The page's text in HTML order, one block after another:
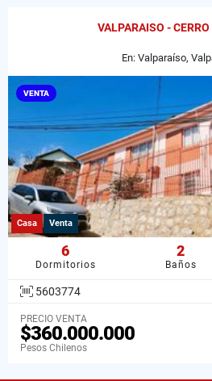
VALPARAISO -
En: Valparaíso,
VENTA
Casa Venta
6
Dormitorios
2
Baños
5603774
PRECIO VENTA
$360.000.000
Pesos Chilenos